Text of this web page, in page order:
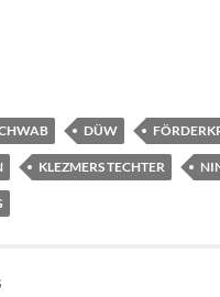
DÜW
KLEZMERS TECHTER